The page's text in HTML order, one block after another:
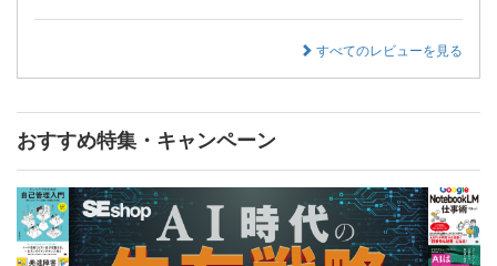
すべてのレビューを見る
おすすめ特集・キャンペーン